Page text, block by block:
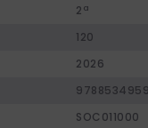
2ª
120
2026
SOC011000